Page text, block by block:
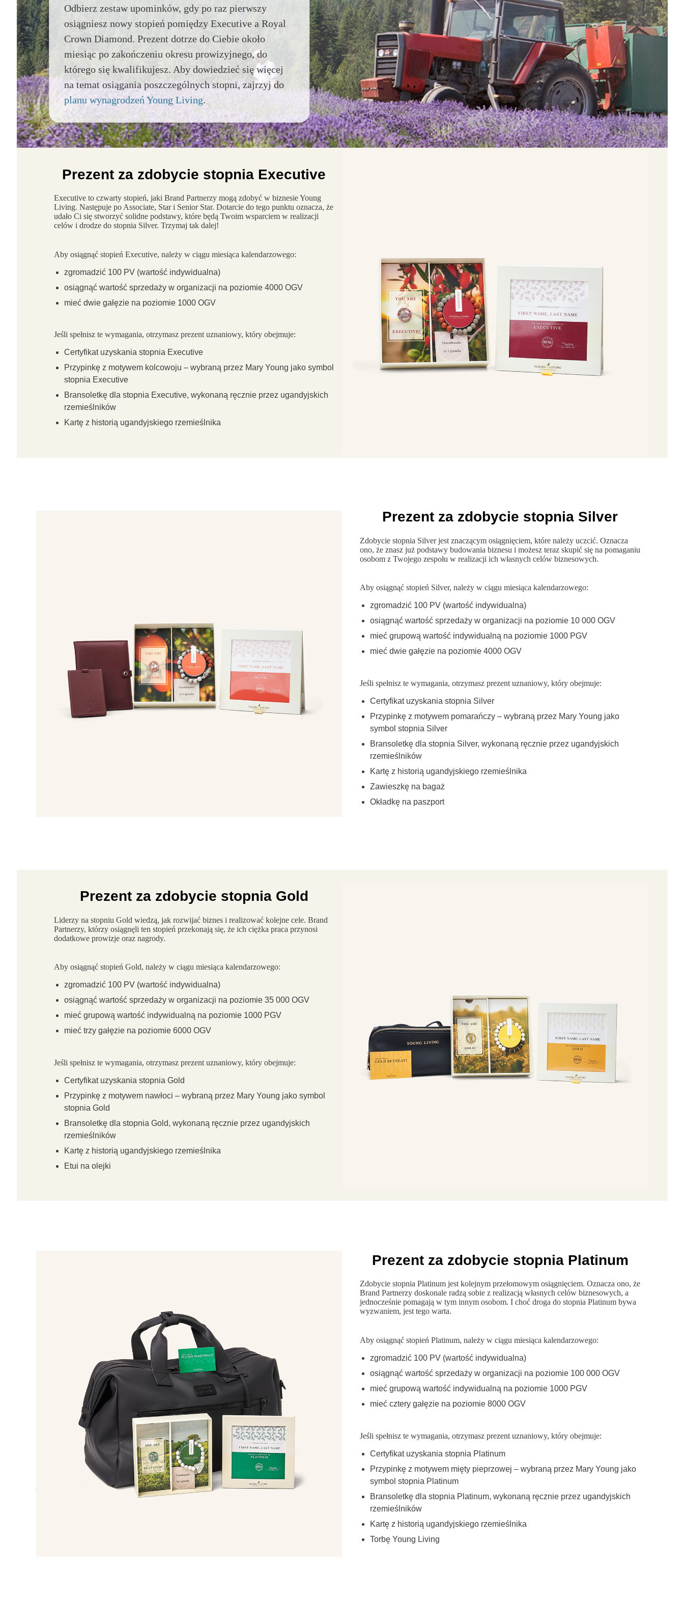
Odbierz zestaw upominków, gdy po raz pierwszy
osiągniesz nowy stopień pomiędzy Executive a Royal
Crown Diamond. Prezent dotrze do Ciebie około
miesiąc po zakończeniu okresu prowizyjnego, do
którego się kwalifikujesz. Aby dowiedzieć się więcej
na temat osiągania poszczególnych stopni, zajrzyj do
planu wynagrodzeń Young Living
Prezent za zdobycie stopnia Executive
Executive to czwarty stopień, jaki Brand Partnerzy mogą zdobyć w biznesie Young
Living. Następuje po Associate, Star i Senior Star. Dotarcie do tego punktu oznacza, że
udało Ci się stworzyć solidne podstawy, które będą Twoim wsparciem w realizacji
celów i drodze do stopnia Silver. Trzymaj tak dalej!
Aby osiągnąć stopień Executive, należy w ciągu miesiąca kalendarzowego:
zgromadzić 100 PV (wartość indywidualna)
osiągnąć wartość sprzedaży w organizacji na poziomie 4000 OGV
mieć dwie gałęzie na poziomie 1000 OGV
Jeśli spełnisz te wymagania, otrzymasz prezent uznaniowy, który obejmuje:
Certyfikat uzyskania stopnia Executive
Przypinkę z motywem kolcowoju – wybraną przez Mary Young jako symbol
stopnia Executive
Bransoletkę dla stopnia Executive, wykonaną ręcznie przez ugandyjskich
rzemieślników
Kartę z historią ugandyjskiego rzemieślnika
Prezent za zdobycie stopnia Silver
Zdobycie stopnia Silver jest znaczącym osiągnięciem, które należy uczcić. Oznacza
ono, że znasz już podstawy budowania biznesu i możesz teraz skupić się na pomaganiu
osobom z Twojego zespołu w realizacji ich własnych celów biznesowych.
Aby osiągnąć stopień Silver, należy w ciągu miesiąca kalendarzowego:
zgromadzić 100 PV (wartość indywidualna)
osiągnąć wartość sprzedaży w organizacji na poziomie 10 000 OGV
mieć grupową wartość indywidualną na poziomie 1000 PGV
mieć dwie gałęzie na poziomie 4000 OGV
Jeśli spełnisz te wymagania, otrzymasz prezent uznaniowy, który obejmuje:
Certyfikat uzyskania stopnia Silver
Przypinkę z motywem pomarańczy – wybraną przez Mary Young jako
symbol stopnia Silver
Bransoletkę dla stopnia Silver, wykonaną ręcznie przez ugandyjskich
rzemieślników
Kartę z historią ugandyjskiego rzemieślnika
Zawieszkę na bagaż
Okładkę na paszport
Prezent za zdobycie stopnia Gold
Liderzy na stopniu Gold wiedzą, jak rozwijać biznes i realizować kolejne cele. Brand
Partnerzy, którzy osiągnęli ten stopień przekonają się, że ich ciężka praca przynosi
dodatkowe prowizje oraz nagrody.
Aby osiągnąć stopień Gold, należy w ciągu miesiąca kalendarzowego:
zgromadzić 100 PV (wartość indywidualna)
osiągnąć wartość sprzedaży w organizacji na poziomie 35 000 OGV
mieć grupową wartość indywidualną na poziomie 1000 PGV
mieć trzy gałęzie na poziomie 6000 OGV
Jeśli spełnisz te wymagania, otrzymasz prezent uznaniowy, który obejmuje:
Certyfikat uzyskania stopnia Gold
Przypinkę z motywem nawłoci – wybraną przez Mary Young jako symbol
stopnia Gold
Bransoletkę dla stopnia Gold, wykonaną ręcznie przez ugandyjskich
rzemieślników
Kartę z historią ugandyjskiego rzemieślnika
Etui na olejki
Prezent za zdobycie stopnia Platinum
Zdobycie stopnia Platinum jest kolejnym przełomowym osiągnięciem. Oznacza ono, że
Brand Partnerzy doskonale radzą sobie z realizacją własnych celów biznesowych, a
jednocześnie pomagają w tym innym osobom. I choć droga do stopnia Platinum bywa
wyzwaniem, jest tego warta.
Aby osiągnąć stopień Platinum, należy w ciągu miesiąca kalendarzowego:
zgromadzić 100 PV (wartość indywidualna)
osiągnąć wartość sprzedaży w organizacji na poziomie 100 000 OGV
mieć grupową wartość indywidualną na poziomie 1000 PGV
mieć cztery gałęzie na poziomie 8000 OGV
Jeśli spełnisz te wymagania, otrzymasz prezent uznaniowy, który obejmuje:
Certyfikat uzyskania stopnia Platinum
Przypinkę z motywem mięty pieprzowej – wybraną przez Mary Young jako
symbol stopnia Platinum
Bransoletkę dla stopnia Platinum, wykonaną ręcznie przez ugandyjskich
rzemieślników
Kartę z historią ugandyjskiego rzemieślnika
Torbę Young Living